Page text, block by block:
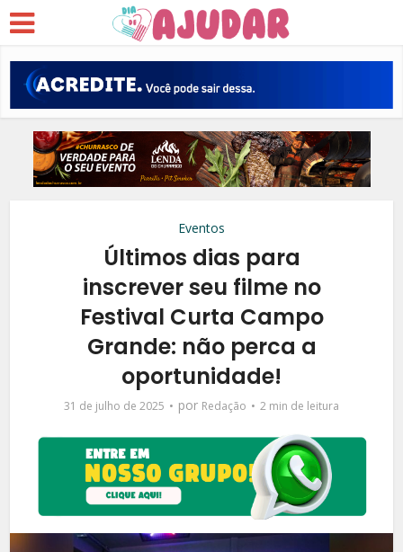
Eventos
Últimos dias para
inscrever seu filme no
Festival Curta Campo
Grande: não perca a
oportunidade!
31 de julho de 2025 por Redação 2 min de leitura